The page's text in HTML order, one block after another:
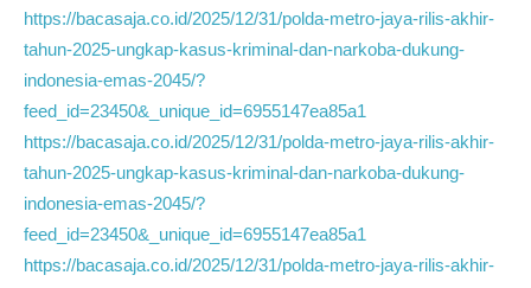
https://bacasaja.co.id/2025/12/31/polda-metro-jaya-rilis-akhir-
tahun-2025-ungkap-kasus-kriminal-dan-narkoba-dukung-
indonesia-emas-2045/?
feed_id=23450&_unique_id=6955147ea85a1
https://bacasaja.co.id/2025/12/31/polda-metro-jaya-rilis-akhir-
tahun-2025-ungkap-kasus-kriminal-dan-narkoba-dukung-
indonesia-emas-2045/?
feed_id=23450&_unique_id=6955147ea85a1
https://bacasaja.co.id/2025/12/31/polda-metro-jaya-rilis-akhir-